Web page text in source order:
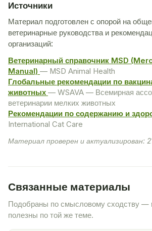
Источники
Материал подготовлен с опорой на
ветеринарные руководства и
организаций:
Ветеринарный справочник MSD
Manual) — MSD Animal Health
Глобальные рекомендации по
животных — WSAVA — Всемирная
ветеринарии мелких животных
Рекомендации по содержанию и
International Cat Care
Материал проверен и актуализирован:
Связанные материалы
Подобраны по смысловому сходству —
полезны по той же теме.